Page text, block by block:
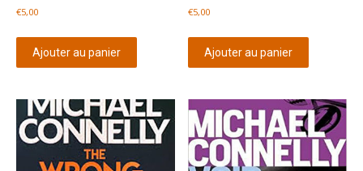
€5,00
Ajouter au panier
€5,00
Ajouter au panier